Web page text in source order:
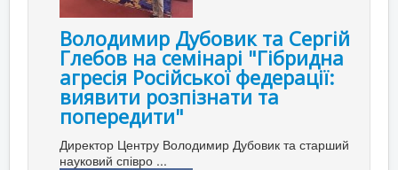
Володимир Дубовик та Сергій
Глебов на семінарі "Гібридна
агресія Російської федерації:
виявити розпізнати та
попередити"
Директор Центру Володимир Дубовик та старший
науковий співро ...